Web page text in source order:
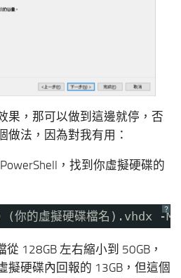
果，那可以做到這邊就停，否
做法，因為對我有用：
，找到你虛擬硬碟的
？
(你的虛擬硬碟檔名).vhdx -
128GB 左右縮小到 50GB，
擬硬碟內回報的 13GB，但這個